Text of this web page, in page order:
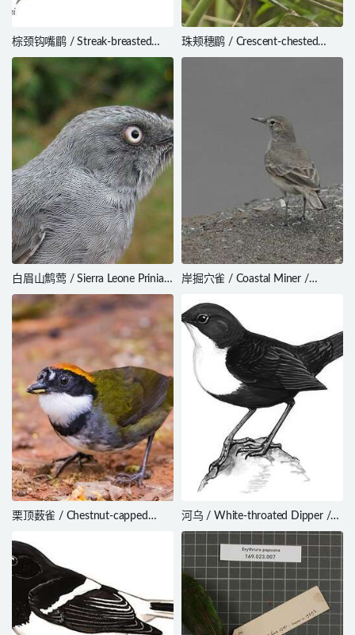
棕颈钩嘴鹛 / Streak-breasted
Scimitar Babbler / Pomatorhinus
ruficollis
珠颊穗鹛 / Crescent-chested
Babbler / Cyanoderma
白眉山鹪莺 / Sierra Leone Prinia /
Schistolais leontica
岸掘穴雀 / Coastal Miner /
栗顶薮雀 / Chestnut-capped
brunneinucha
河乌 / White-throated Dipper /
Cinclus cinclus